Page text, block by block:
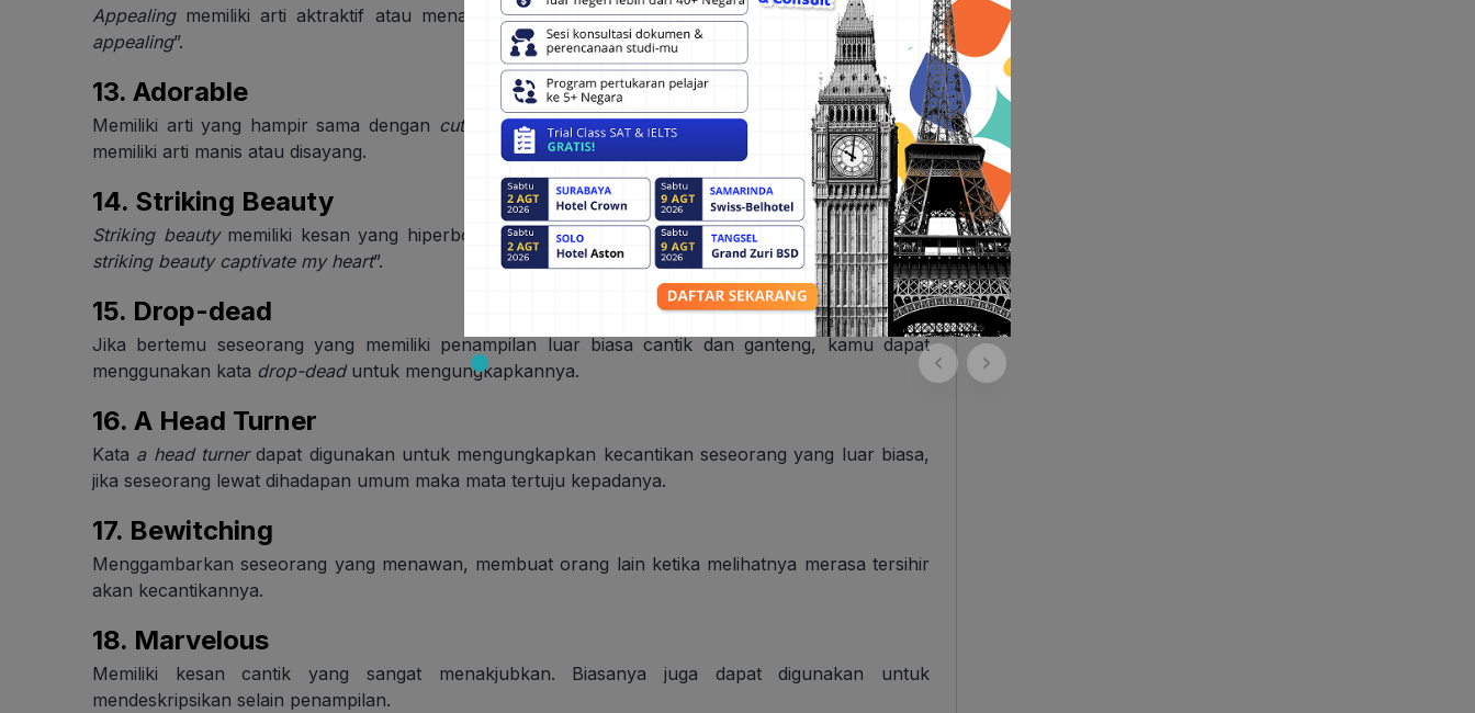
Appealingmemiliki arti aktraktif atau menarik, seperti “his rich vocabulary made him sound so
appealing”.
13. Adorable
Memiliki arti yang hampir sama dengan cute . Jika diartikan ke dalam bahasa Indonesia,adorable
memiliki arti manis atau disayang.
14. Striking Beauty
Striking beautymemiliki kesan yang hiperbola dan lebih mendalam daristunning . Contohnya “her
striking beauty captivate my heart”.
15. Drop-dead
Jika bertemu seseorang yang memiliki penampilan luar biasa cantik dan ganteng, kamu dapat
menggunakan kata drop-deaduntuk mengungkapkannya.
16. A Head Turner
Kata a head turnerdapat digunakan untuk mengungkapkan kecantikan seseorang yang luar biasa,
jika seseorang lewat dihadapan umum maka mata tertuju kepadanya.
17. Bewitching
Menggambarkan seseorang yang menawan, membuat orang lain ketika melihatnya merasa tersihir
akan kecantikannya.
18. Marvelous
Memiliki kesan cantik yang sangat menakjubkan. Biasanya juga dapat digunakan untuk
mendeskripsikan selain penampilan.